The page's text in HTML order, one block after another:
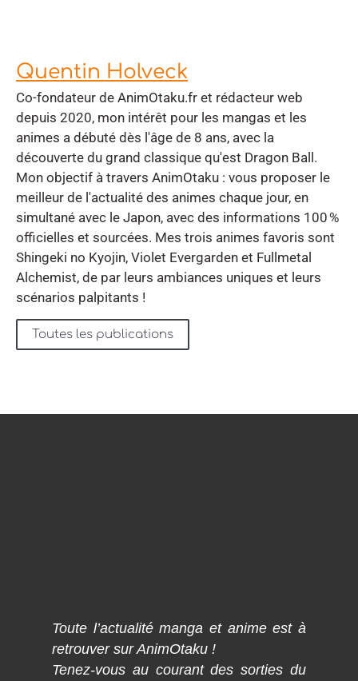
Quentin Holveck
Co-fondateur de AnimOtaku.fr et rédacteur web
depuis 2020, mon intérêt pour les mangas et les
animes a débuté dès l'âge de 8 ans, avec la
découverte du grand classique qu'est Dragon Ball.
Mon objectif à travers AnimOtaku : vous proposer le
meilleur de l'actualité des animes chaque jour, en
simultané avec le Japon, avec des informations 100 %
officielles et sourcées. Mes trois animes favoris sont
Shingeki no Kyojin, Violet Evergarden et Fullmetal
Alchemist, de par leurs ambiances uniques et leurs
scénarios palpitants !
Toutes les publications
Toute l’actualité manga et anime est à
retrouver sur AnimOtaku !
Tenez-vous au courant des sorties du